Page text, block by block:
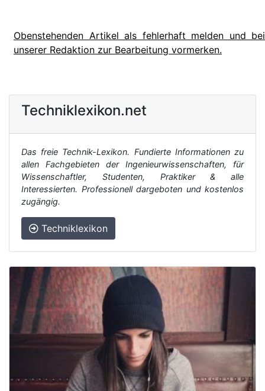
Obenstehenden Artikel als fehlerhaft melden und bei
unserer Redaktion zur Bearbeitung vormerken.
Techniklexikon.net
Das freie Technik-Lexikon. Fundierte Informationen zu
allen Fachgebieten der Ingenieurwissenschaften, für
Wissenschaftler, Studenten, Praktiker & alle
Interessierten. Professionell dargeboten und kostenlos
zugängig.
Techniklexikon